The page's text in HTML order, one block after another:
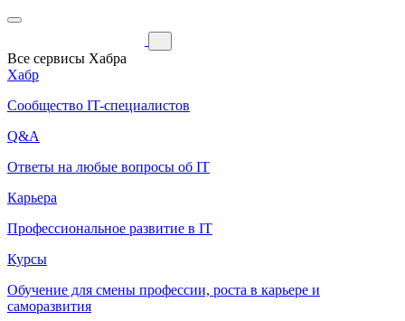
Все сервисы Хабра
Хабр
Сообщество IT-специалистов
Q&A
Ответы на любые вопросы об IT
Карьера
Профессиональное развитие в IT
Курсы
Обучение для смены профессии, роста в карьере и
саморазвития